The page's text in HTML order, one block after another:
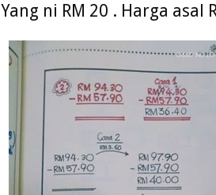
Yang ni RM 20 . Harga asal